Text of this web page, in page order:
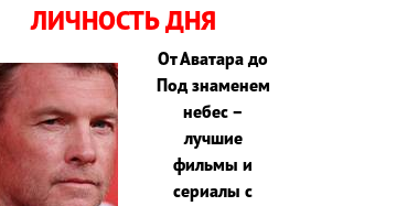
ЛИЧНОСТЬ ДНЯ
От Аватара до
Под знаменем
небес –
лучшие
фильмы и
сериалы с